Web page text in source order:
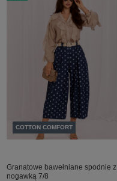
COTTON COMFORT
Granatowe bawełniane spodnie z
nogawką 7/8